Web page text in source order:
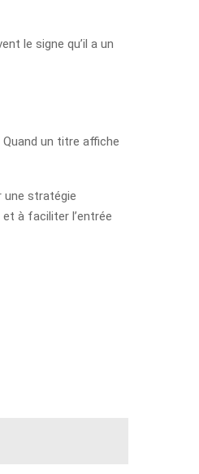
le signe qu’il a un
un titre affiche
une stratégie
à faciliter l’entrée